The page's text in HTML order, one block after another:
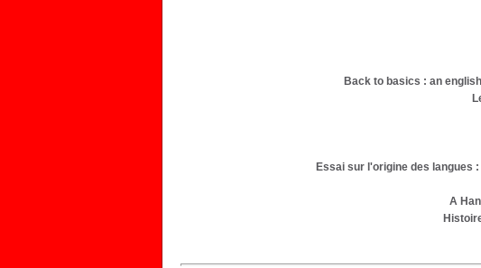
Back to basics : an
Essai sur l'origine des langues
A